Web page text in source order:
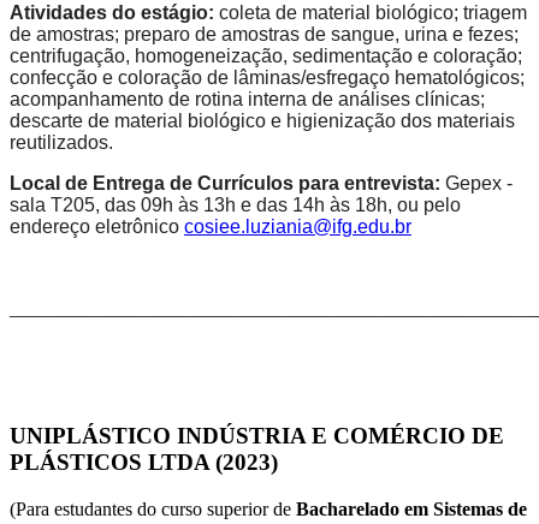
Atividades do estágio: coleta de material biológico; triagem
de amostras; preparo de amostras de sangue, urina e fezes;
centrifugação, homogeneização, sedimentação e coloração;
confecção e coloração de lâminas/esfregaço hematológicos;
acompanhamento de rotina interna de análises clínicas;
descarte de material biológico e higienização dos materiais
reutilizados.
Local de Entrega de Currículos para entrevista: Gepex -
sala T205, das 09h às 13h e das 14h às 18h, ou pelo
endereço eletrônico cosiee.luziania@ifg.edu.br
UNIPLÁSTICO INDÚSTRIA E COMÉRCIO DE
PLÁSTICOS LTDA (2023)
(Para estudantes do curso superior de Bacharelado em Sistemas de